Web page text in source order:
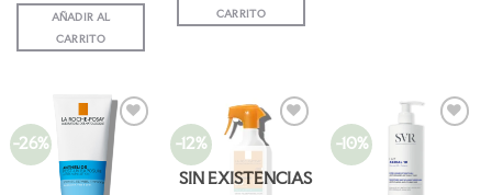
AÑADIR AL
CARRITO
CARRITO
-26%
AÑADIR
A LA
LISTA
DE
-12%
AÑADIR
LISTA
DE
SIN EXISTENCIAS
-10%
AÑADIR
LISTA